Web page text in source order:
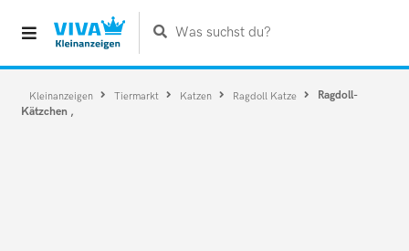
Was suchst du?
Kleinanzeigen Tiermarkt Katzen Ragdoll Katze
Ragdoll-
Kätzchen ,